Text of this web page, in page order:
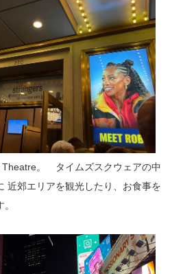
Theatre。 タイムズスクウェアの中
近郊エリアを観光したり、お食事を
。